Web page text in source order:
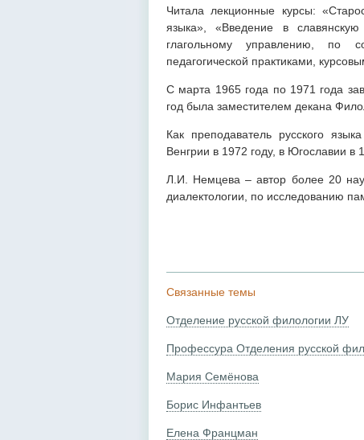
Читала лекционные курсы:
языка», «Введение в
глагольному управлению, по
педагогической практиками,
С марта 1965 года по 1971 года
год была заместителем декана
Как преподаватель русского
Венгрии в 1972 году, в Югославии в
Л.И. Немцева – автор более 20
диалектологии, по исследованию
Связанные темы
Отделение русской филологии ЛУ
Профессура Отделения русской
Мария Семёнова
Борис Инфантьев
Елена Францман